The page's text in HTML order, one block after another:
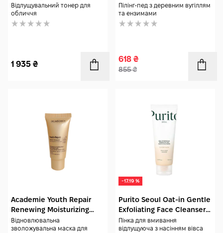
200 мл
Відлущувальний тонер для
обличчя
1 935 ₴
Пілінг-пед з деревним вугіллям
та ензимами
618 ₴
855₴
Academie Youth Repair
Renewing Moisturizing
Mask 15 мл
Відновлювальна
зволожувальна маска для
-17.19 %
Purito Seoul Oat-in Gentle
Exfoliating Face Cleanser
150 мл
Пінка для вмивання
відлущуюча з насінням вівса